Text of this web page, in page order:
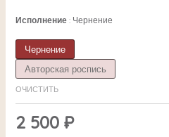
Исполнение Чернение
Чернение
Авторская роспись
ОЧИСТИТЬ
2 500 ₽